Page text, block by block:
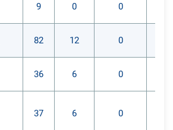
9 0 0
82 12 0
36 6 0
37 6 0